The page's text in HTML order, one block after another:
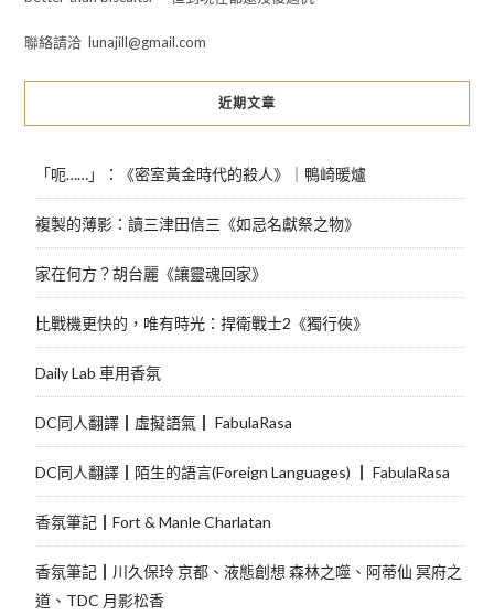
聯絡請洽 lunajill@gmail.com
近期文章
「呃……」：《密室黃金時代的殺人》｜鴨崎暖爐
複製的薄影：讀三津田信三《如忌名獻祭之物》
家在何方？胡台麗《讓靈魂回家》
比戰機更快的，唯有時光：捍衛戰士2《獨行俠》
Daily Lab 車用香氛
DC同人翻譯┃虛擬語氣┃ FabulaRasa
DC同人翻譯┃陌生的語言(Foreign Languages) ┃ FabulaRasa
香氛筆記┃Fort & Manle Charlatan
香氛筆記┃川久保玲 京都、液態創想 森林之噬、阿蒂仙 冥府之
道、TDC 月影松香